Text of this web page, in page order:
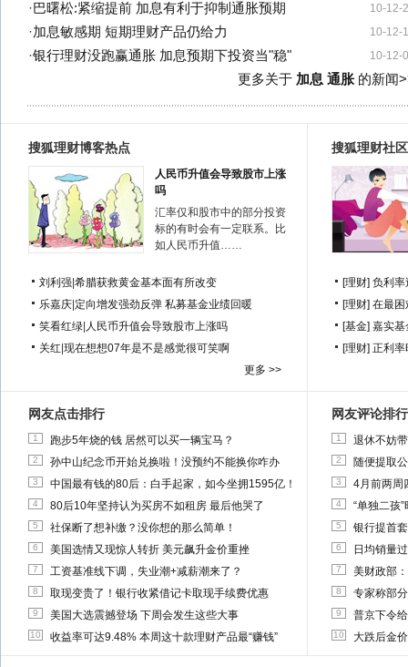
10-12-
·巴曙松:紧缩提前 加息有利于抑制通胀预期
10-12-
·加息敏感期 短期理财产品仍给力
10-12-
·银行理财没跑赢通胀 加息预期下投资当"稳"
更多关于 加息 通胀的新闻
搜狐理财博客热点
人民币升值会导致股市上涨
吗
汇率仅和股市中的部分投资
标的有时会有一定联系。比
如人民币升值……
刘利强 希腊获救黄金基本面有所改变
乐嘉庆 定向增发强劲反弹 私募基金业绩回暖
笑看红绿 人民币升值会导致股市上涨吗
关红 现在想想07年是不是感觉很可笑啊
更多 >>
搜狐理财社
[理财] 负利率
[理财] 在最困
[基金] 嘉实基
[理财] 正利率
网友点击排行
1 跑步5年烧的钱 居然可以买一辆宝马？
2 孙中山纪念币开始兑换啦！没预约不能换你咋办
3 中国最有钱的80后：白手起家，如今坐拥1595亿！
4 80后10年坚持认为买房不如租房 最后他哭了
5 社保断了想补缴？没你想的那么简单！
6 美国选情又现惊人转折 美元飙升金价重挫
7 工资基准线下调，失业潮+减薪潮来了？
8 取现变贵了！银行收紧借记卡取现手续费优惠
9 美国大选震撼登场 下周会发生这些大事
10 收益率可达9.48% 本周这十款理财产品最“赚钱”
网友评论排行
1 退休不妨
2 随便提取
3 4月前两周
4 “单独二孩
5 银行提首
6 日均销量
7 美财政部
8 专家称部
9 普京下令
10 大跌后金